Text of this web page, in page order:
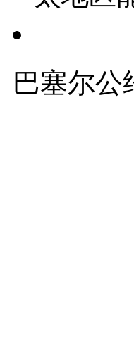
巴塞尔公